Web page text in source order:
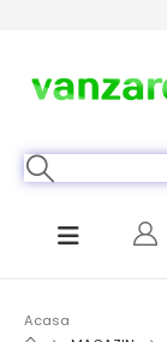
Acasa